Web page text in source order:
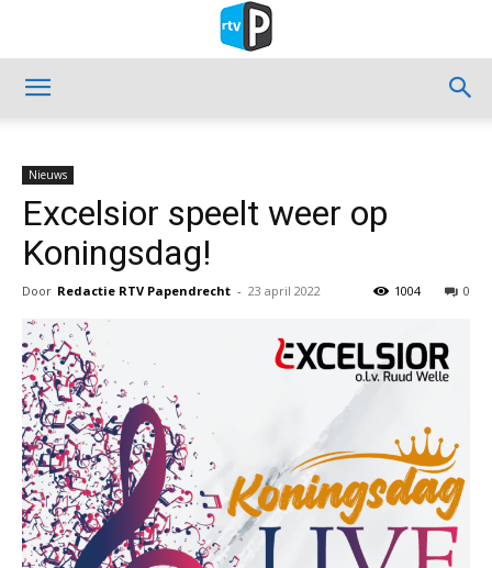
Nieuws
Excelsior speelt weer op
Koningsdag!
Door Redactie RTV Papendrecht - 23 april 2022 0
1004